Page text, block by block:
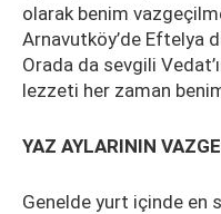
olarak benim
Arnavutköy’de Eftelya
Orada da sevgili
lezzeti her zaman
YAZ AYLARININ
Genelde yurt içinde en